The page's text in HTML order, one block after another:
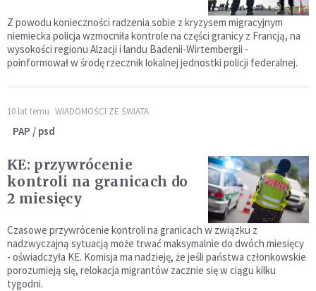
Z powodu konieczności radzenia sobie z kryzysem migracyjnym
niemiecka policja wzmocniła kontrole na części granicy z Francją, na
wysokości regionu Alzacji i landu Badenii-Wirtembergii -
poinformował w środę rzecznik lokalnej jednostki policji federalnej.
10 lat temu WIADOMOŚCI ZE ŚWIATA
PAP / psd
KE: przywrócenie
kontroli na granicach do
2 miesięcy
Czasowe przywrócenie kontroli na granicach w związku z
nadzwyczajną sytuacją może trwać maksymalnie do dwóch miesięcy
- oświadczyła KE. Komisja ma nadzieję, że jeśli państwa członkowskie
porozumieją się, relokacja migrantów zacznie się w ciągu kilku
tygodni.